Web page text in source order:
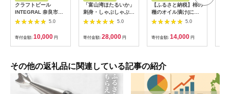
クラフトビール
INTEGRAL 奈良市の
醸造所が手掛けるセゾ
ンスタイルのボトルビ
ール 750ml クラフト
ビール セゾン シャン
パン ボトル マイルド
ライ 上品 苦み 酵母
発酵 柑橘 お酒 酒 ギ
フト 贈答用 奈良醸造
奈良県 奈良市 I-178
5.0
寄付金額: 10,000 円
「富山湾ほたるいか」
刺身・しゃぶしゃぶ用
ポン酢付 [A-001012]
/ ほたるいか いか ホ
タルイカ イカ 沖漬け
川村水産 ホタルイカ
蛍烏賊 朝どれ 朝獲れ
産 旬 観光 ギフト 送
料無料 お取り寄せグ
ルメ 北陸 富山 冷凍
ほたるいか
5.0
寄付金額: 28,000 円
【ふるさと納税】柿の
種のオイル漬け(にん
にくラー油) 3個セッ
ト TVで紹介 やみつき
ザクザク パリパリ食
感 阿部幸製菓 | 柿の
種 かきのたね おつま
のお供 おかず お取り
寄せ グルメ 【0002-
0035-02】
5.0
寄付金額: 14,000 円
その他の返礼品に関連している記事の紹介